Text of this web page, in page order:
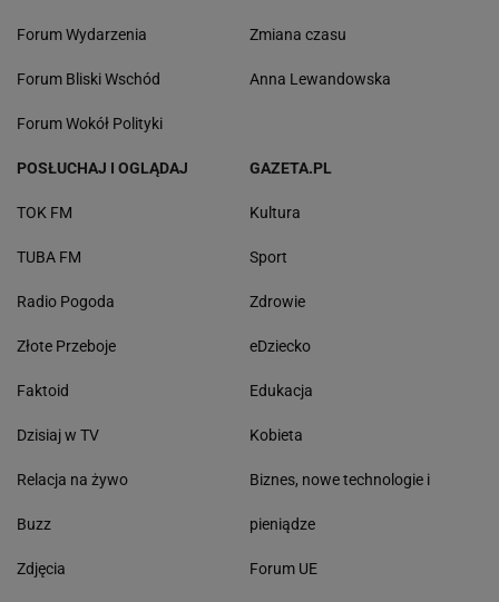
Forum Wydarzenia
Forum Bliski Wschód
Forum Wokół Polityki
Zmiana czasu
Anna Lewandowska
POSŁUCHAJ I OGLĄDAJ
TOK FM
TUBA FM
Radio Pogoda
Złote Przeboje
Faktoid
Dzisiaj w TV
Relacja na żywo
Buzz
Zdjęcia
GAZETA.PL
Kultura
Sport
Zdrowie
eDziecko
Edukacja
Kobieta
Biznes, nowe technologie i
pieniądze
Forum UE